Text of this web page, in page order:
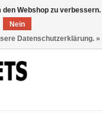
Webshop zu verbessern.
Nein
Datenschutzerklärung. »